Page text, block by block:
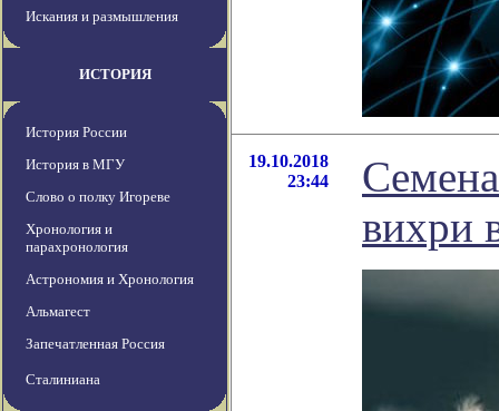
Искания и размышления
ИСТОРИЯ
История России
История в МГУ
Слово о полку Игореве
Хронология и
парахронология
Астрономия и Хронология
Альмагест
Запечатленная Россия
Сталиниана
19.10.2018
23:44
вихри